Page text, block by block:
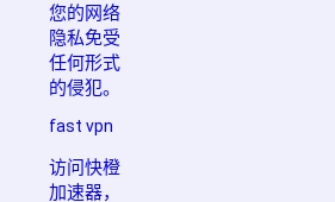
您的网络
隐私免受
任何形式
的侵犯。
fast vpn
访问快橙
加速器，